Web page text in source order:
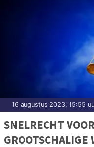
16 augustus 2023, 15:55
SNELRECHT